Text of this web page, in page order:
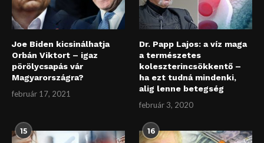
Joe Biden kicsinálhatja
Orbán Viktort – igaz
pörölycsapás vár
Magyarországra?
február 17, 2021
Dr. Papp Lajos: a víz maga
a természetes
koleszterincsökkentő –
ha ezt tudná mindenki,
alig lenne betegség
február 3, 2020
15 16